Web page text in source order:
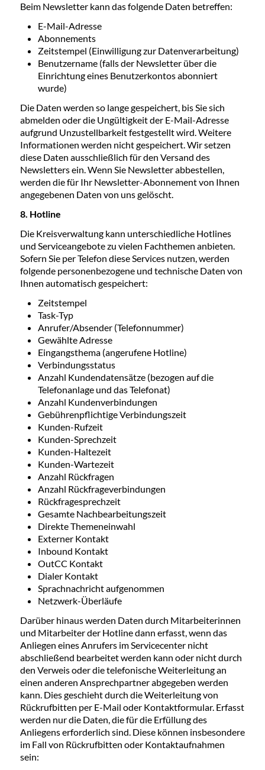
Beim Newsletter kann das folgende Daten betreffen:
E-Mail-Adresse
Abonnements
Zeitstempel (Einwilligung zur Datenverarbeitung)
Benutzername (falls der Newsletter über die
Einrichtung eines Benutzerkontos abonniert
wurde)
Die Daten werden so lange gespeichert, bis Sie sich
abmelden oder die Ungültigkeit der E-Mail-Adresse
aufgrund Unzustellbarkeit festgestellt wird. Weitere
Informationen werden nicht gespeichert. Wir setzen
diese Daten ausschließlich für den Versand des
Newsletters ein. Wenn Sie Newsletter abbestellen,
werden die für Ihr Newsletter-Abonnement von Ihnen
angegebenen Daten von uns gelöscht.
8. Hotline
Die Kreisverwaltung kann unterschiedliche Hotlines
und Serviceangebote zu vielen Fachthemen anbieten.
Sofern Sie per Telefon diese Services nutzen, werden
folgende personenbezogene und technische Daten von
Ihnen automatisch gespeichert:
Zeitstempel
Task-Typ
Anrufer/Absender (Telefonnummer)
Gewählte Adresse
Eingangsthema (angerufene Hotline)
Verbindungsstatus
Anzahl Kundendatensätze (bezogen auf die
Telefonanlage und das Telefonat)
Anzahl Kundenverbindungen
Gebührenpflichtige Verbindungszeit
Kunden-Rufzeit
Kunden-Sprechzeit
Kunden-Haltezeit
Kunden-Wartezeit
Anzahl Rückfragen
Anzahl Rückfrageverbindungen
Rückfragesprechzeit
Gesamte Nachbearbeitungszeit
Direkte Themeneinwahl
Externer Kontakt
Inbound Kontakt
OutCC Kontakt
Dialer Kontakt
Sprachnachricht aufgenommen
Netzwerk-Überläufe
Darüber hinaus werden Daten durch Mitarbeiterinnen
und Mitarbeiter der Hotline dann erfasst, wenn das
Anliegen eines Anrufers im Servicecenter nicht
abschließend bearbeitet werden kann oder nicht durch
den Verweis oder die telefonische Weiterleitung an
einen anderen Ansprechpartner abgegeben werden
kann. Dies geschieht durch die Weiterleitung von
Rückrufbitten per E-Mail oder Kontaktformular. Erfasst
werden nur die Daten, die für die Erfüllung des
Anliegens erforderlich sind. Diese können insbesondere
im Fall von Rückrufbitten oder Kontaktaufnahmen
sein: